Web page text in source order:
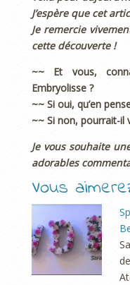
J’espère que cet
Je remercie
cette découverte !
~~ Et vous,
Embryolisse ?
~~ Si oui, qu’en
~~ Si non, pourrait-il
Je vous souhaite
adorables
Vous